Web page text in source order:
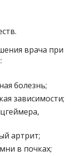
врача при
болезнь;
зависимости;
артрит;
в почках;